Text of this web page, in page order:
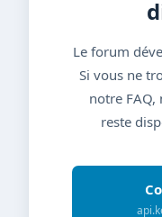
Le forum
Si vous ne
notre FAQ,
reste